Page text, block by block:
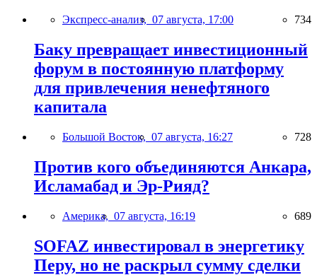
Экспресс-анализ, 07 августа, 17:00 734
Баку превращает инвестиционный
форум в постоянную платформу
для привлечения ненефтяного
капитала
Большой Восток, 07 августа, 16:27 728
Против кого объединяются Анкара,
Исламабад и Эр-Рияд?
Америка, 07 августа, 16:19 689
SOFAZ инвестировал в энергетику
Перу, но не раскрыл сумму сделки